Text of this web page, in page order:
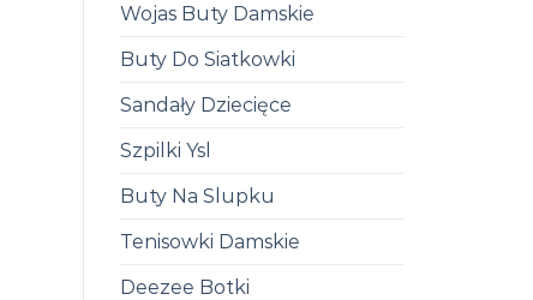
Wojas Buty Damskie
Buty Do Siatkowki
Sandały Dziecięce
Szpilki Ysl
Buty Na Slupku
Tenisowki Damskie
Deezee Botki